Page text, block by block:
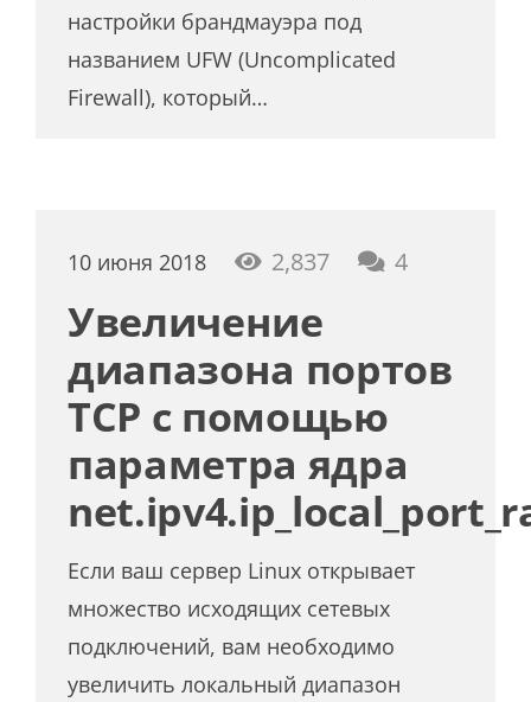
настройки брандмауэра под
названием UFW (Uncomplicated
Firewall), который…
10 июня 2018 2,837 4
Увеличение
диапазона портов
TCP с помощью
параметра ядра
Если ваш сервер Linux открывает
множество исходящих сетевых
подключений, вам необходимо
увеличить локальный диапазон